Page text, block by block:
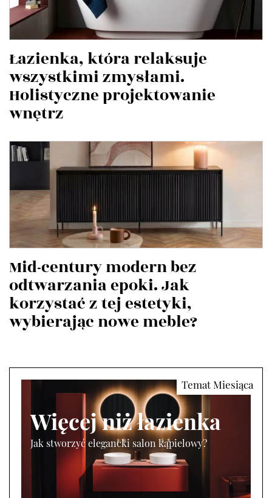
Łazienka, która relaksuje
wszystkimi zmysłami.
Holistyczne projektowanie
wnętrz
Mid-century modern bez
odtwarzania epoki. Jak
korzystać z tej estetyki,
wybierając nowe meble?
Więcej niż łazienka
Jak stworzyć elegancki salon kąpielowy?